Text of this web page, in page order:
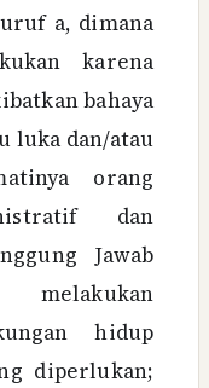
a, dimana
karena
bahaya
luka dan/atau
orang
dan
Jawab
hidup
diperlukan;